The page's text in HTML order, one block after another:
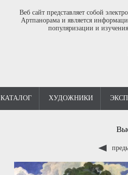
Веб сайт представляет собой
Артпанорама и является
популяризации и
КАТАЛОГ ХУДОЖНИКИ